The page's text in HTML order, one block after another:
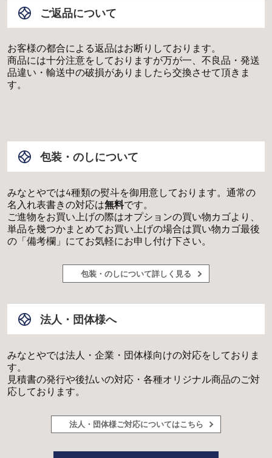
ご返品について
お客様の都合による返品はお断りしております。
商品には十分注意をしておりますが万が一、不良品・発送
品違い・輸送中の破損がありましたら交換させて頂きま
す。
包装・のしについて
みなとやでは4種類の熨斗を御用意しております。通常の
名入れ表書きの対応は無料です。
ご進物をお買い上げの際はオプションの買い物カゴより、
単品を幾つかまとめてお買い上げの場合は買い物カゴ最後
の「備考欄」にてお気軽にお申し付け下さい。
包装・のしについて詳しく見る
法人・団体様へ
みなとやでは法人・企業・団体様向けの対応をしておりま
す。
見積書の発行や後払いの対応・各種オリジナル商品のご対
応しております。
法人・団体様ご対応についてはこちら